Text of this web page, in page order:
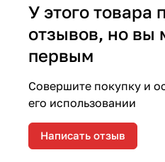
У этого товара
отзывов, но вы
первым
Совершите покупку и
его использовании
Написать отзыв